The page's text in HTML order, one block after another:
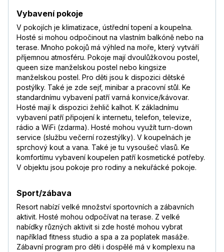
Vybavení pokoje
V pokojích je klimatizace, ústřední topení a koupelna.
Hosté si mohou odpočinout na vlastním balkóně nebo na
terase. Mnoho pokojů má výhled na moře, který vytváří
příjemnou atmosféru. Pokoje mají dvoulůžkovou postel,
queen size manželskou postel nebo kingsize
manželskou postel. Pro děti jsou k dispozici dětské
postýlky. Také je zde sejf, minibar a pracovní stůl. Ke
standardnímu vybavení patří varná konvice/kávovar.
Hosté mají k dispozici žehlič kalhot. K základnímu
vybavení patří připojení k internetu, telefon, televize,
rádio a WiFi (zdarma). Hosté mohou využít turn-down
service (službu večerní rozestýlky). V koupelnách je
sprchový kout a vana. Také je tu vysoušeč vlasů. Ke
komfortímu vybavení koupelen patří kosmetické potřeby.
V objektu jsou pokoje pro rodiny a nekuřácké pokoje.
Sport/zábava
Resort nabízí velké množství sportovních a zábavních
aktivit. Hosté mohou odpočívat na terase. Z velké
nabídky různých aktivit si zde hosté mohou vybrat
například fitness studio a spa a za poplatek masáže.
Zábavní program pro děti i dospělé má v komplexu na